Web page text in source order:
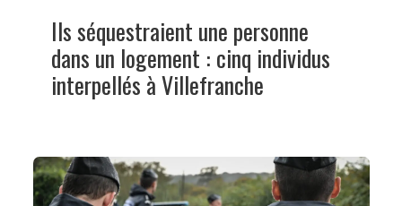
Ils séquestraient une personne
dans un logement : cinq individus
interpellés à Villefranche